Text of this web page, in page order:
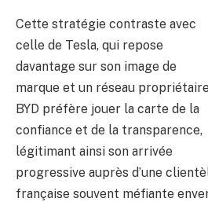
Cette stratégie contraste avec
celle de Tesla, qui repose
davantage sur son image de
marque et un réseau
BYD préfère jouer la carte de la
confiance et de la transparence,
légitimant ainsi son arrivée
progressive auprès d’une
française souvent méfiante